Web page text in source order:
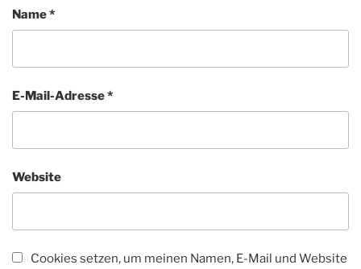
Name*
E-Mail-Adresse*
Website
Cookies setzen, um meinen Namen, E-Mail und Website